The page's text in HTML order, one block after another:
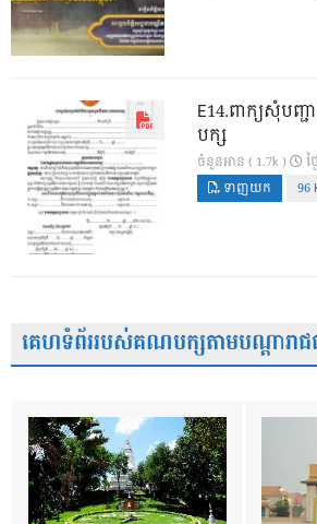
E14.ពាក្យសុំបញ្
បក្ស
ចំនួនអាន ( 1.7k )
ទាញយក 96
គេហទំព័ររបស់គណបក្សតាមបណ្តារាជធ